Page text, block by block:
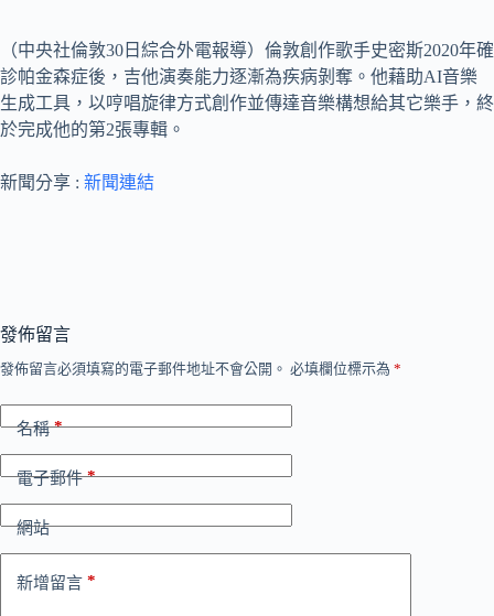
（中央社倫敦30日綜合外電報導）倫敦創作歌手史密斯2020年確
診帕金森症後，吉他演奏能力逐漸為疾病剝奪。他藉助AI音樂
生成工具，以哼唱旋律方式創作並傳達音樂構想給其它樂手，終
於完成他的第2張專輯。
新聞分享 : 新聞連結
發佈留言
發佈留言必須填寫的電子郵件地址不會公開。 必填欄位標示為 *
名稱*
電子郵件*
網站
新增留言 *